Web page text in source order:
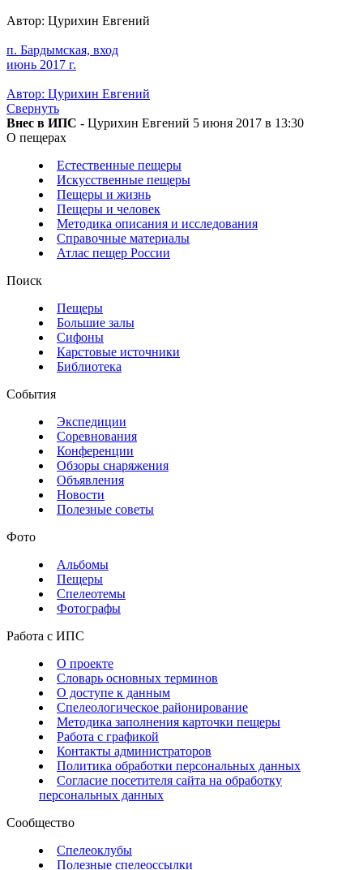
Автор: Цурихин Евгений
п. Бардымская, вход
июнь 2017 г.
Автор: Цурихин Евгений
Свернуть
Внес в ИПС - Цурихин Евгений 5 июня 2017 в 13:30
О пещерах
Естественные пещеры
Искусственные пещеры
Пещеры и жизнь
Пещеры и человек
Методика описания и исследования
Справочные материалы
Атлас пещер России
Поиск
Пещеры
Большие залы
Сифоны
Карстовые источники
Библиотека
События
Экспедиции
Соревнования
Конференции
Обзоры снаряжения
Объявления
Новости
Полезные советы
Фото
Альбомы
Пещеры
Спелеотемы
Фотографы
Работа с ИПС
О проекте
Словарь основных терминов
О доступе к данным
Спелеологическое районирование
Методика заполнения карточки пещеры
Работа с графикой
Контакты администраторов
Политика обработки персональных данных
Согласие посетителя сайта на обработку
персональных данных
Сообщество
Спелеоклубы
Полезные спелеоссылки